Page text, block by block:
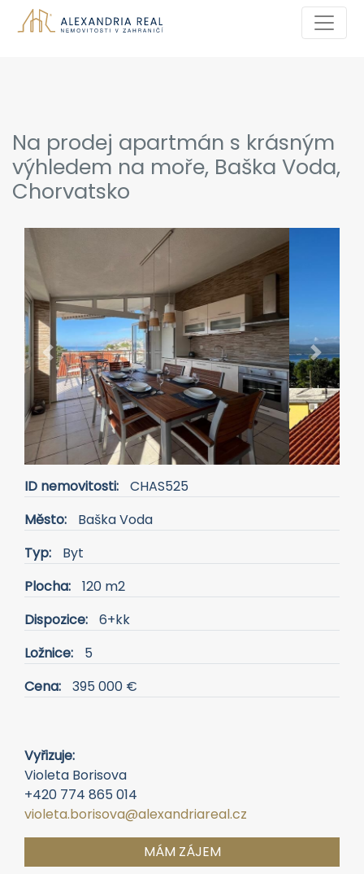
Na prodej apartmán s krásným
výhledem na moře, Baška Voda,
Chorvatsko
Previous Next
ID nemovitosti:
CHAS525
Město:
Baška Voda
Typ:
Byt
Plocha:
120 m2
Dispozice:
6+kk
Ložnice:
5
Cena:
395 000 €
Vyřizuje:
Violeta Borisova
+420 774 865 014
violeta.borisova@alexandriareal.cz
MÁM ZÁJEM